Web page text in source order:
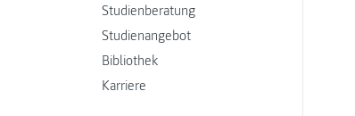
Studienberatung
Studienangebot
Bibliothek
Karriere